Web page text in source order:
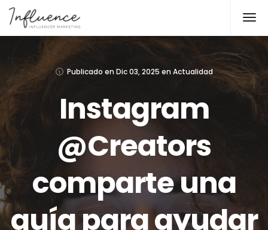
Publicado en Dic 03, 2025 enActualidad
Instagram
@Creators
comparte una
guía para ayudar